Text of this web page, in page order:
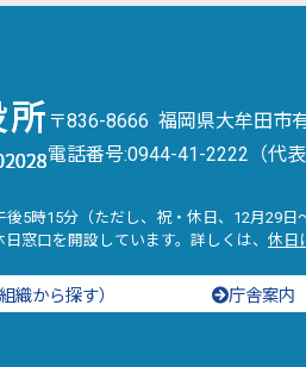
〒836-8666 福岡県大牟田市
電話番号:0944-41-2222（代表
5時15分（ただし、祝・休日、12月29日
窓口を開設しています。詳しくは、 休日
織から探す） 庁舎案内